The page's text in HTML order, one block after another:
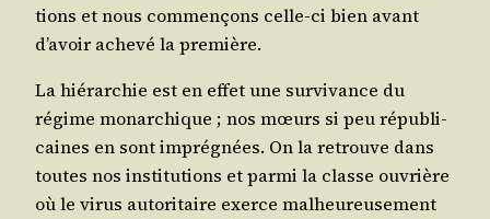
tions et nous com­men­çons celle-ci bien avant
d’avoir ache­vé la première.
La hié­rar­chie est en effet une sur­vi­vance du
régime monar­chique ; nos mœurs si peu répu­bli­
caines en sont impré­gnées. On la retrouve dans
toutes nos ins­ti­tu­tions et par­mi la classe ouvrière
où le virus auto­ri­taire exerce mal­heu­reu­se­ment